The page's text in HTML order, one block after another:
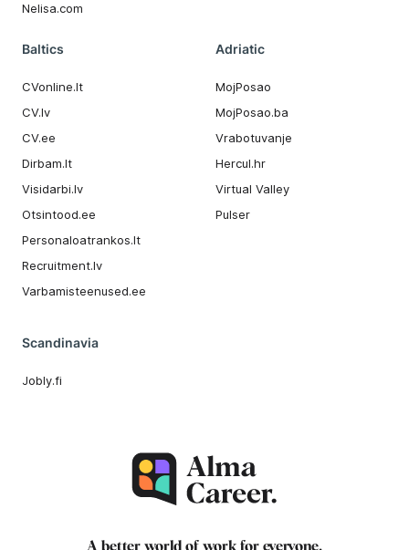
Nelisa.com
Baltics
CVonline.lt
CV.lv
CV.ee
Dirbam.It
Visidarbi.lv
Otsintood.ee
Personaloatrankos.lt
Recruitment.lv
Varbamisteenused.ee
Adriatic
MojPosao
MojPosao.ba
Vrabotuvanje
Hercul.hr
Virtual Valley
Pulser
Scandinavia
Jobly.fi
A better world of work for everyone.